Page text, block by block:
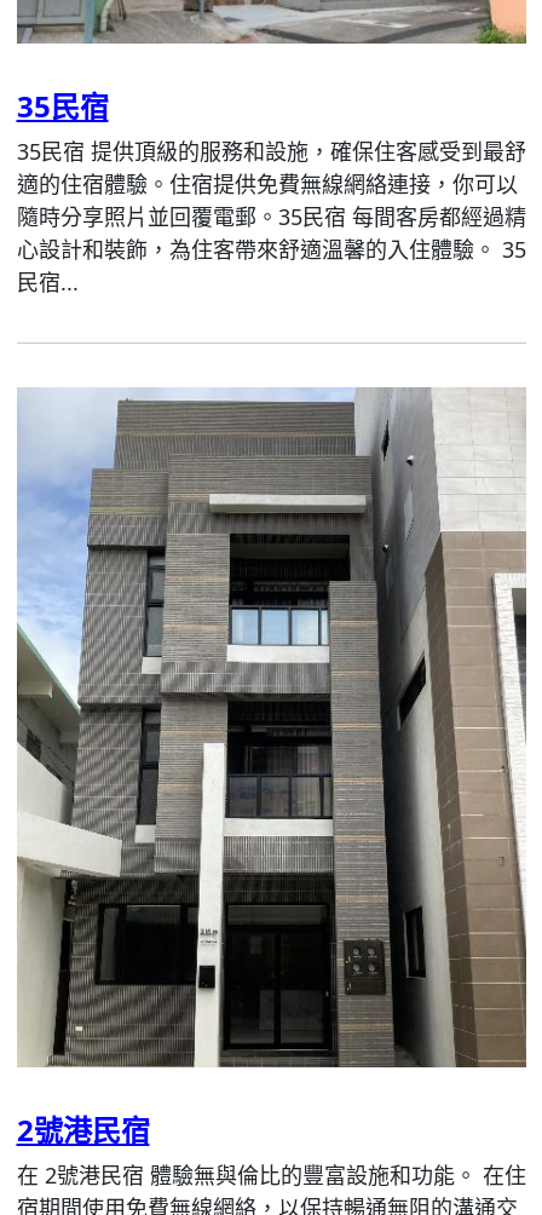
35民宿
35民宿 提供頂級的服務和設施，確保住客感受到最舒
適的住宿體驗。住宿提供免費無線網絡連接，你可以
隨時分享照片並回覆電郵。35民宿 每間客房都經過精
心設計和裝飾，為住客帶來舒適溫馨的入住體驗。 35
民宿...
2號港民宿
在 2號港民宿 體驗無與倫比的豐富設施和功能。 在住
宿期間使用免費無線網絡，以保持暢通無阻的溝通交